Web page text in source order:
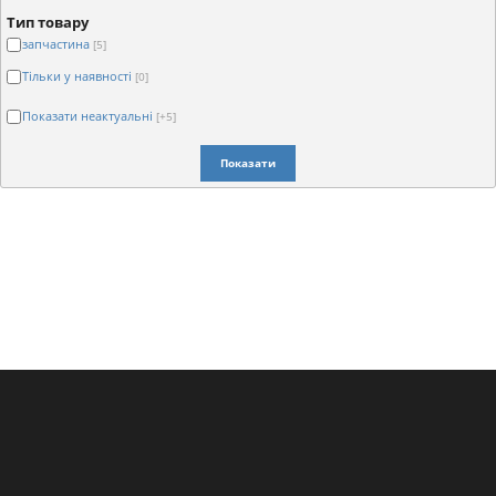
Тип товару
запчастина [5]
Тільки у наявності [0]
Показати неактуальні [+5]
Показати